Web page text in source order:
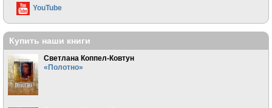
YouTube
Купить наши книги
Светлана Коппел-Ковтун
«Полотно»